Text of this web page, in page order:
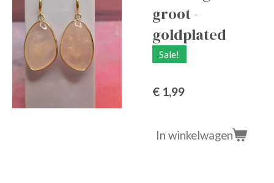
groot -
goldplated
Sale!
€ 1,99
In winkelwagen